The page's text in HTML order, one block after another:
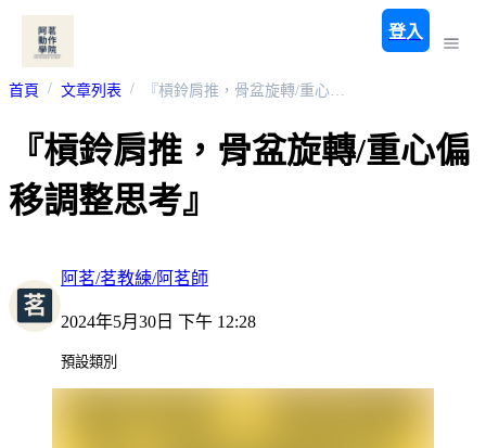
登入
首頁 文章列表 『槓鈴肩推，骨盆旋轉/重心偏移調整思考』
『槓鈴肩推，骨盆旋轉/重心偏
移調整思考』
阿茗/茗教練/阿茗師
2024年5月30日 下午 12:28
預設類別